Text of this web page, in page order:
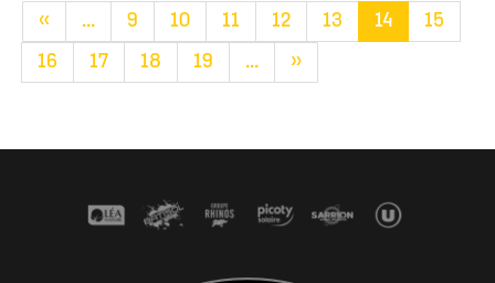
« ... 9 10 11 12 13 14 15
16 17 18 19 ... »